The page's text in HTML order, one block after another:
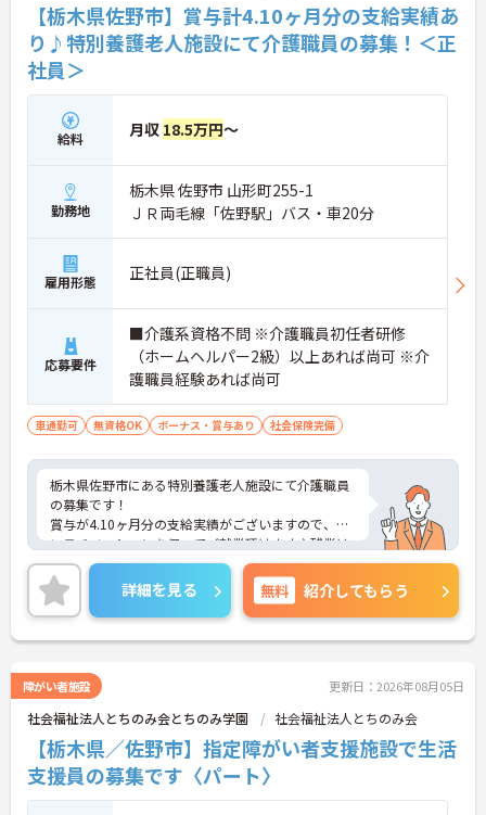
【栃木県佐野市】賞与計4.10ヶ月分の支給実績あ
り♪特別養護老人施設にて介護職員の募集！＜正
社員＞
給料 月収 18.5万円～
勤務地
栃木県 佐野市 山形町255-1
ＪＲ両毛線「佐野駅」バス・車20分
雇用形態 正社員(正職員)
応募要件
■介護系資格不問 ※介護職員初任者研修
（ホームヘルパー2級）以上あれば尚可 ※介
護職員経験あれば尚可
車通勤可 無資格OK ボーナス・賞与あり 社会保険完備
栃木県佐野市にある特別養護老人施設にて介護職員
の募集です！
賞与が4.10ヶ月分の支給実績がございますので、高
いモチベーションを保ってご就業頂けます♪残業は
月に1時間程度と少なめでプライベートの時間を大
切にしていただけます◎
ご興味のある方には、面接対策ポイントなど、さら
に詳細をお話しいたしますのでお気軽にご相談くだ
さい！
詳細を見る 無料 紹介してもらう
障がい者施設 更新日：2026年08月05日
社会福祉法人とちのみ会とちのみ学園 社会福祉法人とちのみ会
【栃木県／佐野市】指定障がい者支援施設で生活
支援員の募集です〈パート〉